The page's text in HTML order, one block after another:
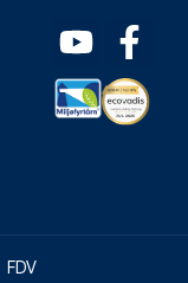
FDV